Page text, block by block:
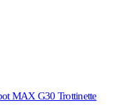
MAX G30 Trottinette